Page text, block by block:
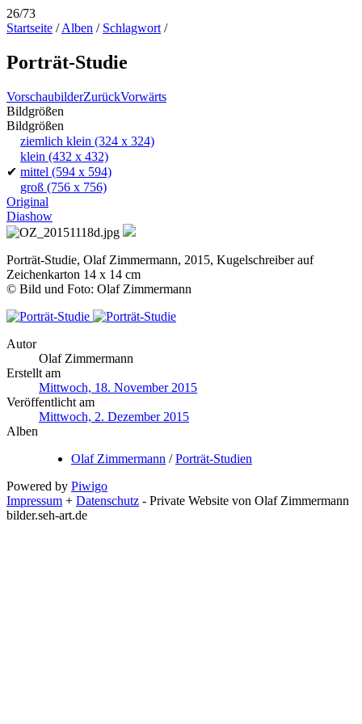
26/73
Startseite /Alben / Schlagwort /
Porträt-Studie
VorschaubilderZurückVorwärts
Bildgrößen
Bildgrößen
ziemlich klein (324 x 324)
klein (432 x 432)
✔ mittel (594 x 594)
groß (756 x 756)
Original
Diashow
Porträt-Studie, Olaf Zimmermann, 2015, Kugelschreiber auf
Zeichenkarton 14 x 14 cm
© Bild und Foto: Olaf Zimmermann
Autor
Olaf Zimmermann
Erstellt am
Mittwoch, 18. November 2015
Veröffentlicht am
Mittwoch, 2. Dezember 2015
Alben
Olaf Zimmermann /Porträt-Studien
Powered by Piwigo
Impressum + Datenschutz - Private Website von Olaf Zimmermann
bilder.seh-art.de